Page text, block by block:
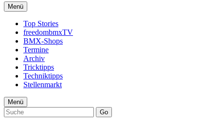
Menü
Top Stories
freedombmxTV
BMX-Shops
Termine
Archiv
Tricktipps
Techniktipps
Stellenmarkt
Menü
Go